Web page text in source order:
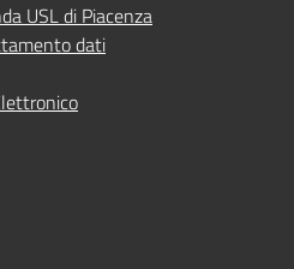
USL di Piacenza
dati